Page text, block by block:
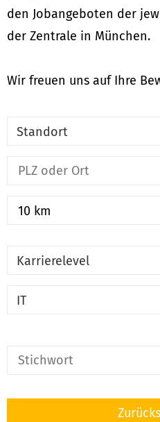
den Jobangeboten der
der Zentrale in München.
Wir freuen uns auf Ihre
Standort
10 km
Karrierelevel
IT